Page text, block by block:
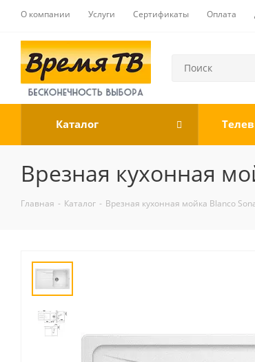
О компании Услуги Сертификаты Оплата
Каталог
Врезная кухонная
Главная - Каталог - Врезная кухонная мойка Blanco